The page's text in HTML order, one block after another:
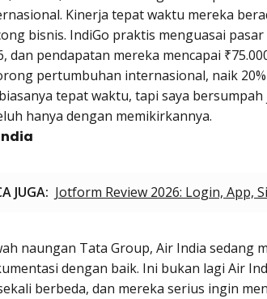
Kinerja tepat waktu mereka
bisnis. IndiGo praktis menguasai
dan pendapatan mereka mencapai
pertumbuhan internasional, naik
tepat waktu, tapi saya
hanya dengan memikirkannya.
JUGA: Jotform Review 2026: Login, App,
naungan Tata Group, Air India sedang
dengan baik. Ini bukan lagi Air
berbeda, dan mereka serius ingin